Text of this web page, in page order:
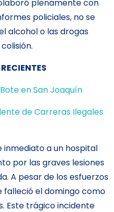
plenamente con
policiales, no se
alcohol o las drogas
en San Joaquín
de Carreras Ilegales
inmediato a un hospital
por las graves lesiones
A pesar de los esfuerzos
el domingo como
Este trágico incidente